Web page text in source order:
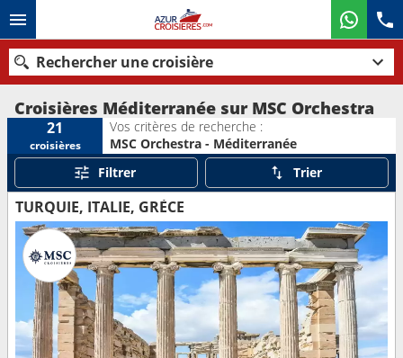
Rechercher une croisière
Nos destinations
Mois de départ
Ports Compagnies
Rechercher
Croisières Méditerranée sur MSC Orchestra
21
croisières
Vos critères de recherche :
MSC Orchestra - Méditerranée
Filtrer
Trier
TURQUIE, ITALIE, GRÈCE